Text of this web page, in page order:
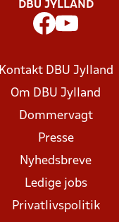
DBU JYLLAND
Kontakt DBU Jylland
Om DBU Jylland
Dommervagt
Presse
Nyhedsbreve
Ledige jobs
Privatlivspolitik